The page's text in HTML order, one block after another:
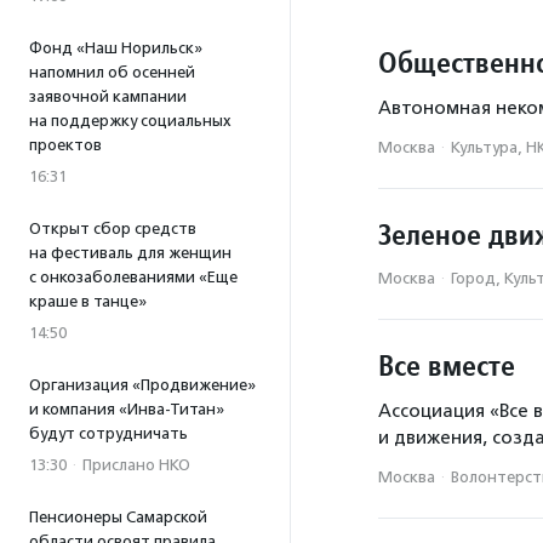
Фонд «Наш Норильск»
напомнил об осенней
заявочной кампании
на поддержку социальных
проектов
16:31
Открыт сбор средств
на фестиваль для женщин
с онкозаболеваниями «Еще
краше в танце»
14:50
Организация «Продвижение»
и компания «Инва-Титан»
будут сотрудничать
13:30 · Прислано НКО
Пенсионеры Самарской
Дети с РАС
Поддержка
Помощь
Автономная
Москва · Культура,
Зеленое
Москва · Город,
Все вместе
Ассоциация «Все
и движения,
Москва ·